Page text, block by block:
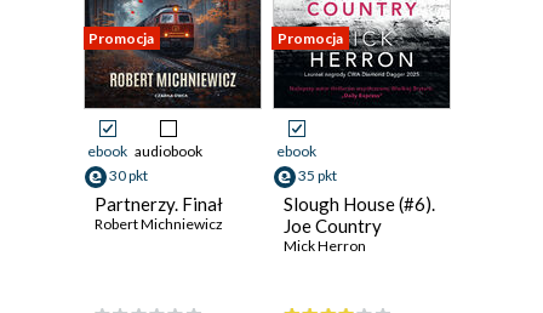
Promocja
ebook audiobook
30 pkt
Partnerzy. Finał
Robert Michniewicz
Promocja
ebook
35 pkt
Slough House (#6).
Joe Country
Mick Herron